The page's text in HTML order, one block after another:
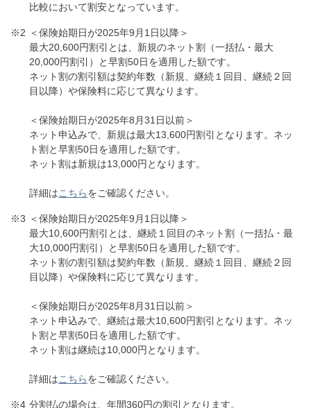
比較において割安となっています。
＜保険始期日が2025年9月1日以降＞
最大20,600円割引とは、新規のネット割（一括払・最大
20,000円割引）と早割50日を適用した額です。
ネット割の割引額は契約年数（新規、継続１回目、継続２回
目以降）や保険料に応じて異なります。
＜保険始期日が2025年8月31日以前＞
ネット申込みで、新規は最大13,600円割引となります。ネッ
ト割と早割50日を適用した額です。
ネット割は新規は13,000円となります。
詳細はこちらをご確認ください。
＜保険始期日が2025年9月1日以降＞
最大10,600円割引とは、継続１回目のネット割（一括払・最
大10,000円割引）と早割50日を適用した額です。
ネット割の割引額は契約年数（新規、継続１回目、継続２回
目以降）や保険料に応じて異なります。
＜保険始期日が2025年8月31日以前＞
ネット申込みで、継続は最大10,600円割引となります。ネッ
ト割と早割50日を適用した額です。
ネット割は継続は10,000円となります。
詳細はこちらをご確認ください。
分割払の場合は、年間360円の割引となります。